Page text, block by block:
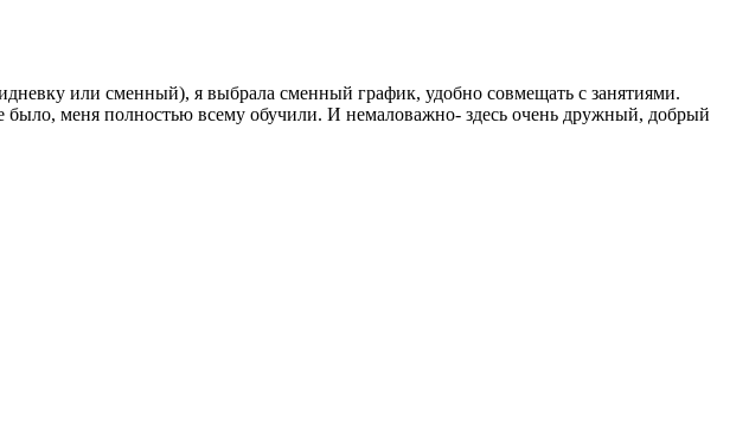
или сменный), я выбрала сменный график, удобно совмещать с занятиями.
меня полностью всему обучили. И немаловажно- здесь очень дружный, добрый